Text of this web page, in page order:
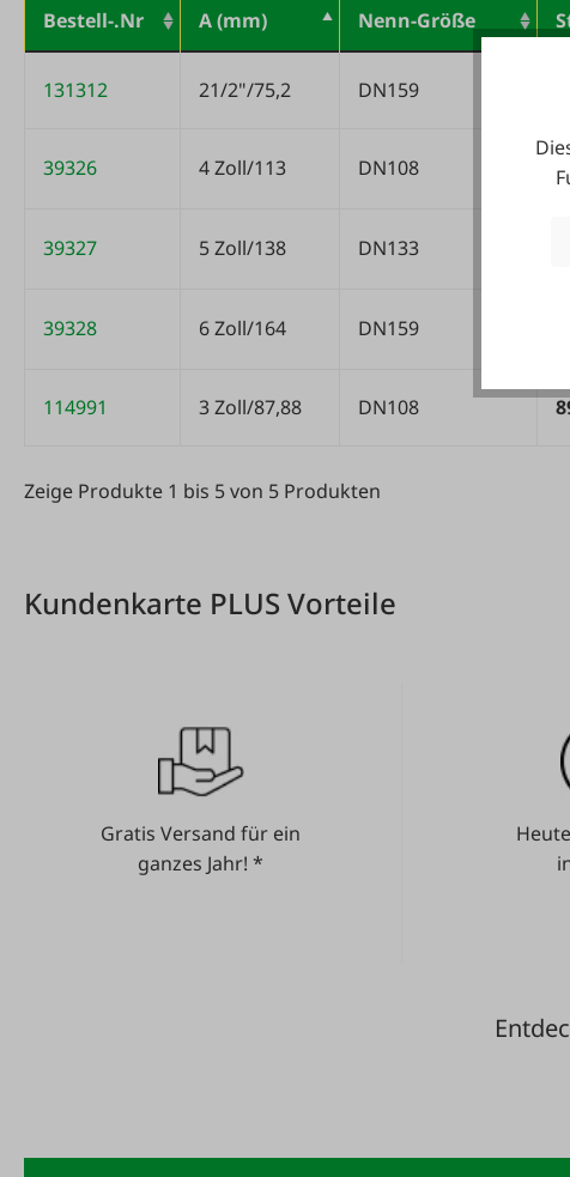
Bestell-.Nr A (mm) Nenn-Größe
131312 21/2"/75,2 DN159
39326 4 Zoll/113 DN108
39327 5 Zoll/138 DN133
39328 6 Zoll/164 DN159
114991 3 Zoll/87,88 DN108
Zeige Produkte 1 bis 5 von 5 Produkten
Kundenkarte PLUS Vorteile
Gratis Versand für ein
ganzes Jahr! *